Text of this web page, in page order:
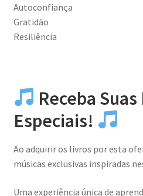
Autoconfiança
Gratidão
Resiliência
Receba
Especiais!
Ao adquirir os livros por esta
músicas exclusivas inspiradas
Uma experiência única de